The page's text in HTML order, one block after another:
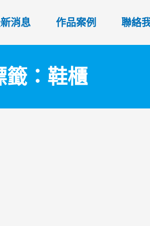
消息 作品案例 聯絡
籤：鞋櫃